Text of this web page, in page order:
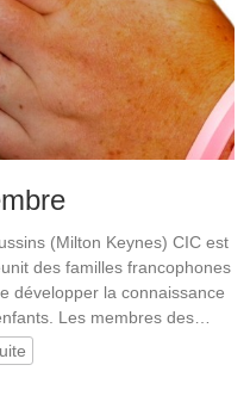
(Milton Keynes) CIC est
des familles francophones
développer la connaissance
Les membres des…